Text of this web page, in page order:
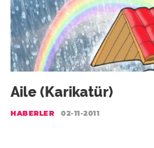
Aile (Karikatür)
HABERLER 02-11-2011